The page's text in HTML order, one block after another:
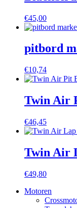
€45,00
pitbord
€10,74
Twin Air
€46,45
Twin Air
€49,80
Motoren